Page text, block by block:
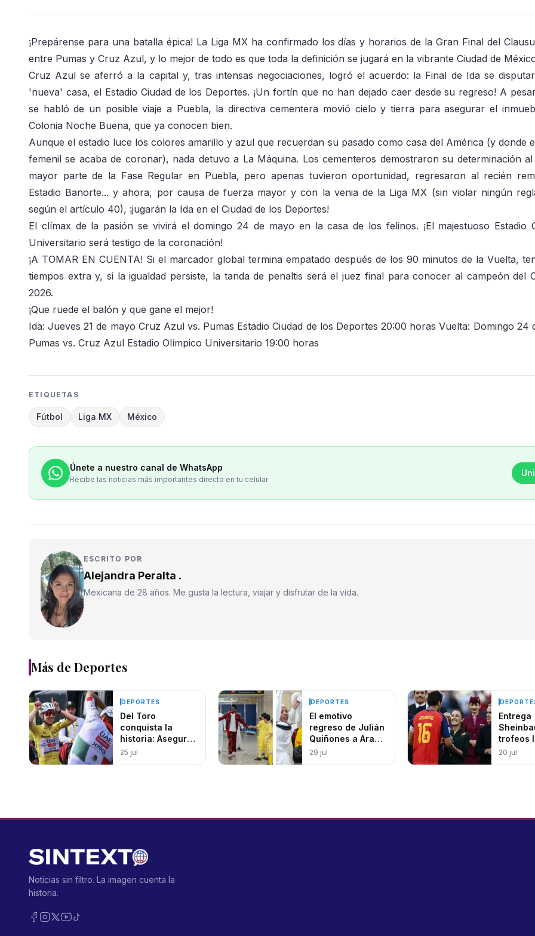
¡Prepárense para una batalla épica! La Liga MX ha confirmado los días y horarios de la Gran Final del
entre Pumas y Cruz Azul, y lo mejor de todo es que toda la definición se jugará en la vibrante Ciudad de
Cruz Azul se aferró a la capital y, tras intensas negociaciones, logró el acuerdo: la Final de Ida se
'nueva' casa, el Estadio Ciudad de los Deportes. ¡Un fortín que no han dejado caer desde su regreso! A
se habló de un posible viaje a Puebla, la directiva cementera movió cielo y tierra para asegurar el
Colonia Noche Buena, que ya conocen bien.
Aunque el estadio luce los colores amarillo y azul que recuerdan su pasado como casa del América (y donde
femenil se acaba de coronar), nada detuvo a La Máquina. Los cementeros demostraron su determinación
mayor parte de la Fase Regular en Puebla, pero apenas tuvieron oportunidad, regresaron al recién
Estadio Banorte... y ahora, por causa de fuerza mayor y con la venia de la Liga MX (sin violar ningún
según el artículo 40), ¡jugarán la Ida en el Ciudad de los Deportes!
El clímax de la pasión se vivirá el domingo 24 de mayo en la casa de los felinos. ¡El majestuoso Estadio
Universitario será testigo de la coronación!
¡A TOMAR EN CUENTA! Si el marcador global termina empatado después de los 90 minutos de la Vuelta,
tiempos extra y, si la igualdad persiste, la tanda de penaltis será el juez final para conocer al campeón del
2026.
¡Que ruede el balón y que gane el mejor!
Ida: Jueves 21 de mayo Cruz Azul vs. Pumas Estadio Ciudad de los Deportes 20:00 horas Vuelta: Domingo 24
Pumas vs. Cruz Azul Estadio Olímpico Universitario 19:00 horas
ETIQUETAS
Fútbol Liga MX México
Únete a nuestro canal de WhatsApp
Recibe las noticias más importantes directo en tu celular
ESCRITO POR
Alejandra Peralta .
Mexicana de 28 años. Me gusta la lectura, viajar y disfrutar de la vida.
Más de Deportes
DEPORTES
Del Toro
conquista la
historia: Asegura
podio en Tour de
25 jul
DEPORTES
El emotivo
regreso de Julián
Quiñones a Arabia
tras su gesta
29 jul
Entrega
trofeos
20 jul
Noticias sin filtro. La imagen cuenta la
historia.